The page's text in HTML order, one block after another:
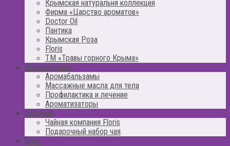
Крымская натуральня коллекция
Фирма «Царство ароматов»
Doctor Oil
Пантика
Крымская Роза
Floris
ТМ «Травы горного Крыма»
Ароматерапия
Аромабальзамы
Массажные масла для тела
Профилактика и лечение
Ароматизаторы
Фиточай
Чайная компания Floris
Подарочный набор чая
Блог